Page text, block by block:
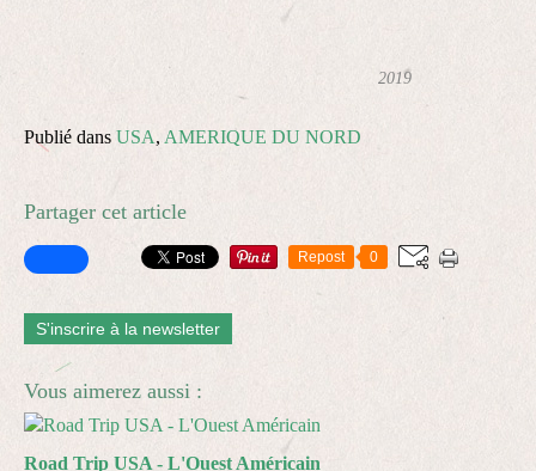
2019
Publié dans USA, AMERIQUE DU NORD
Partager cet article
Repost 0
S'inscrire à la newsletter
Vous aimerez aussi :
Road Trip USA - L'Ouest Américain